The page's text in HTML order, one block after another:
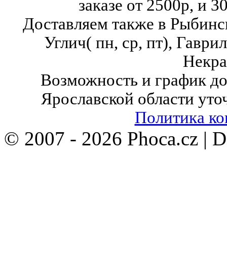
заказе от 2500р, и
Доставляем также в
Углич( пн, ср, пт),
Возможность и график
Ярославской области
Политика
© 2007 - 2026 Phoca.cz |